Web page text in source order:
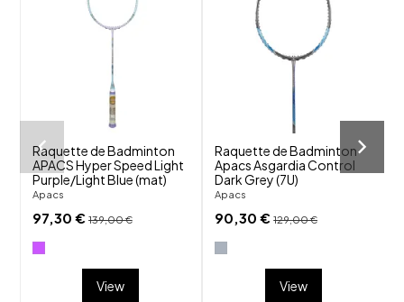
Raquette de Badminton
APACS Hyper Speed Light
Purple/Light Blue (mat)
Apacs
97,30 € 139,00 €
View
Raquette de Badminton
Apacs Asgardia Control
Dark Grey (7U)
Apacs
90,30 €129,00 €
View